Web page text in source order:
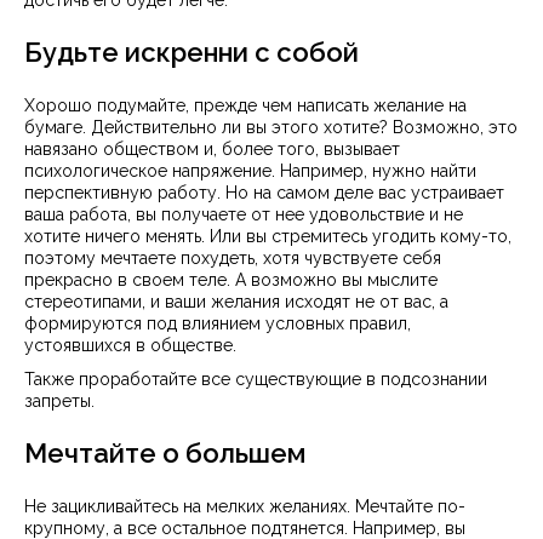
Будьте искренни с собой
Хорошо подумайте, прежде чем написать желание на
бумаге. Действительно ли вы этого хотите? Возможно, это
навязано обществом и, более того, вызывает
психологическое напряжение. Например, нужно найти
перспективную работу. Но на самом деле вас устраивает
ваша работа, вы получаете от нее удовольствие и не
хотите ничего менять. Или вы стремитесь угодить кому-то,
поэтому мечтаете похудеть, хотя чувствуете себя
прекрасно в своем теле. А возможно вы мыслите
стереотипами, и ваши желания исходят не от вас, а
формируются под влиянием условных правил,
устоявшихся в обществе.
Также проработайте все существующие в подсознании
запреты.
Мечтайте о большем
Не зацикливайтесь на мелких желаниях. Мечтайте по-
крупному, а все остальное подтянется. Например, вы